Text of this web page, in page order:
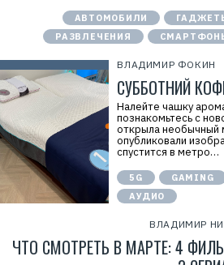
АВТОМОБИЛИ
РАЗВЛЕЧЕНИЯ
ВЛАДИМИР ФОКИН
СУББОТНИЙ
Налейте чашку
познакомьтесь с
открыла необычный
опубликовали
спустится в метро…
5G GAMING
АУДИО
ВЛАДИМИР
ЧТО СМОТРЕТЬ В МАРТЕ: 4